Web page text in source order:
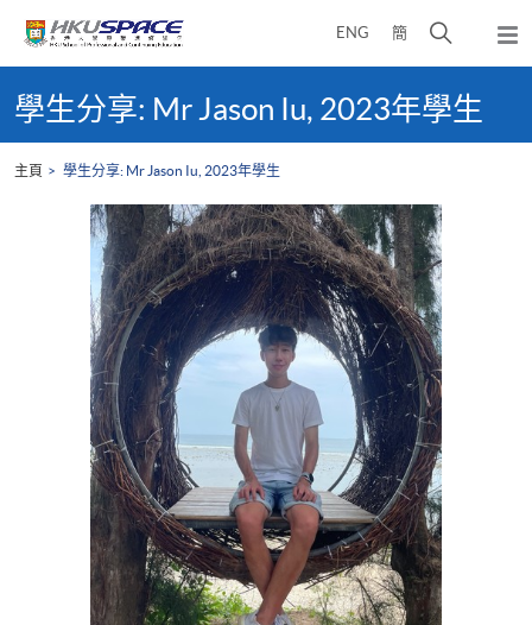
ENG 簡
開
搜
尋
彈
出
單
content
start學生分享: Mr Jason Iu, 2023年學生
主頁 學生分享: Mr Jason Iu, 2023年學生